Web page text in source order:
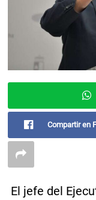
Compartir en
El jefe del